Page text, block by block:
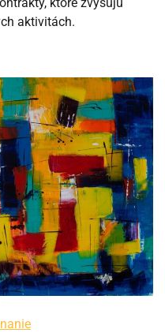
ktoré zvyšujú
aktivitách.